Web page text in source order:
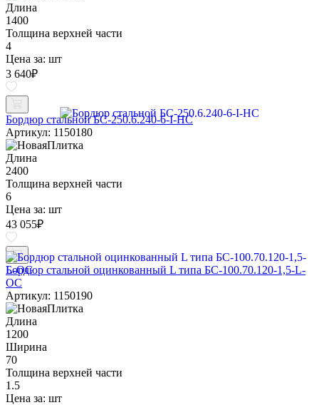
Длина
1400
Толщина верхней части
4
Цена за: шт
3 640₽
Бордюр стальной БС-250.6.240-6-I-НС
Артикул: 1150180
Длина
2400
Толщина верхней части
6
Цена за: шт
43 055₽
Бордюр стальной оцинкованный L типа БС-100.70.120-1,5-L-
ОС
Артикул: 1150190
Длина
1200
Ширина
70
Толщина верхней части
1.5
Цена за: шт